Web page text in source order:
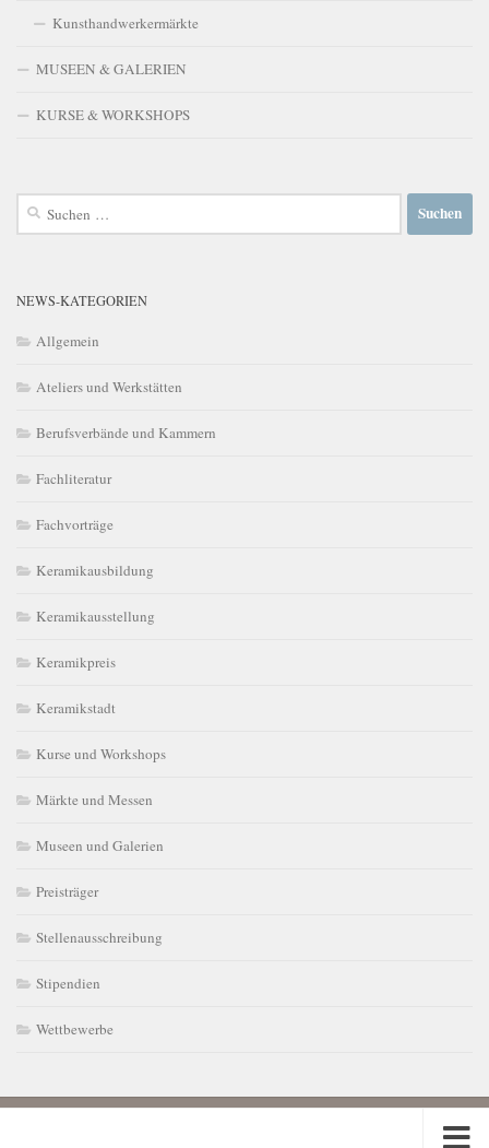
Kunsthandwerkermärkte
MUSEEN & GALERIEN
KURSE & WORKSHOPS
Suchen
NEWS-KATEGORIEN
Allgemein
Ateliers und Werkstätten
Berufsverbände und Kammern
Fachliteratur
Fachvorträge
Keramikausbildung
Keramikausstellung
Keramikpreis
Keramikstadt
Kurse und Workshops
Märkte und Messen
Museen und Galerien
Preisträger
Stellenausschreibung
Stipendien
Wettbewerbe